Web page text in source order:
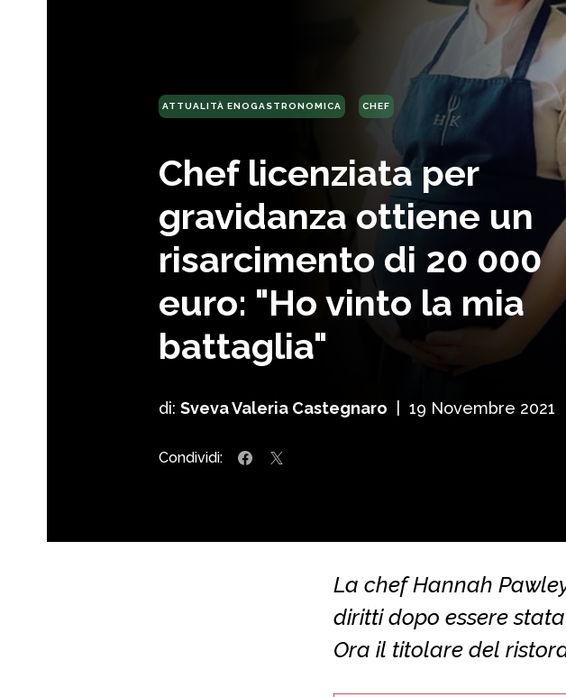
ATTUALITÀ ENOGASTRONOMICA CHEF
Chef licenziata per
gravidanza ottiene un
risarcimento di 20 000
euro: "Ho vinto la mia
battaglia"
di: Sveva Valeria Castegnaro 19 Novembre 2021
Condividi:
La chef Hannah
diritti dopo essere
Ora il titolare del